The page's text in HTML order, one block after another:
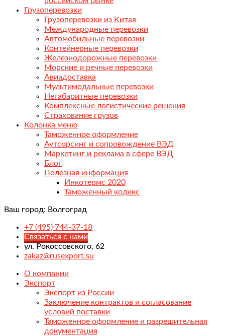
Грузоперевозки
Грузоперевозки из Китая
Международные перевозки
Автомобильные перевозки
Контейнерные перевозки
Железнодорожные перевозки
Морские и речные перевозки
Авиадоставка
Мультимодальные перевозки
Негабаритные перевозки
Комплексные логистические решения
Страхование грузов
Колонка меню
Таможенное оформление
Аутсорсинг и сопровождение ВЭД
Маркетинг и реклама в сфере ВЭД
Блог
Полезная информация
Инкотермс 2020
Таможенный кодекс
Ваш город: Волгоград
+7 (495) 744-37-18
Связаться с нами
ул. Рокоссовского, 62
zakaz@rusexport.su
О компании
Экспорт
Экспорт из России
Заключение контрактов и согласование
условий поставки
Таможенное оформление и разрешительная
документация